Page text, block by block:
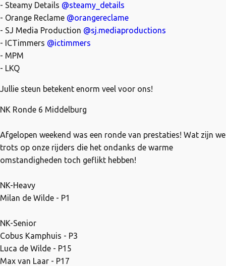
- Steamy Details @steamy_details
- Orange Reclame @orangereclame
- SJ Media Production @sj.mediaproductions
- ICTimmers @ictimmers
- MPM
- LKQ
Jullie steun betekent enorm veel voor ons!
NK Ronde 6 Middelburg
Afgelopen weekend was een ronde van prestaties! Wat zijn we
trots op onze rijders die het ondanks de warme
omstandigheden toch geflikt hebben!
NK-Heavy
Milan de Wilde - P1
NK-Senior
Cobus Kamphuis - P3
Luca de Wilde - P15
Max van Laar - P17